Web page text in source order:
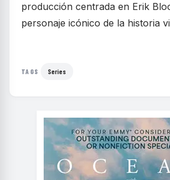
producción centrada en Erik
personaje icónico de la historia
TAGS Series